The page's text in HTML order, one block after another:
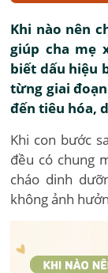
Khi nào nên
giúp cha mẹ
biết dấu hiệu
từng giai
đến tiêu hóa,
Khi con bước
đều có chung
cháo dinh
không ảnh